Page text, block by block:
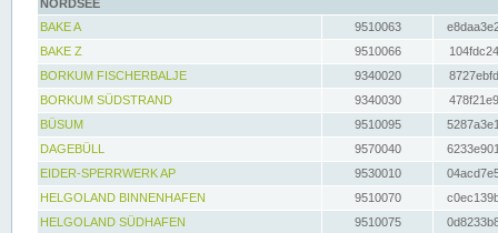
NORDSEE
BAKE A
9510063
BAKE Z
9510066
BORKUM FISCHERBALJE
9340020
BORKUM SÜDSTRAND
9340030
BÜSUM
9510095
DAGEBÜLL
9570040
EIDER-SPERRWERK AP
9530010
HELGOLAND BINNENHAFEN
9510070
HELGOLAND SÜDHAFEN
9510075